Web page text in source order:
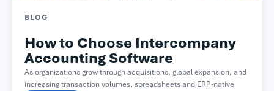
BLOG
How to Choose Intercompany
Accounting Software
As organizations grow through acquisitions, global expansion, and
increasing transaction volumes, spreadsheets and ERP-native